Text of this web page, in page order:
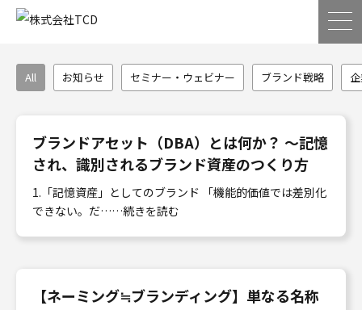
ブランディング・ブランド戦略に関する記事一
All お知らせ セミナー・ウェビナー ブランド戦略
ブランドアセット（DBA）とは何か？ ～記憶
され、識別されるブランド資産のつくり方
1.「記憶資産」としてのブランド 「機能的価値では差別化
できない。だ……続きを読む
【ネーミング≒ブランディング】単なる名称